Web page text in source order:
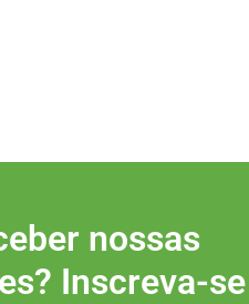
nossas
Inscreva-